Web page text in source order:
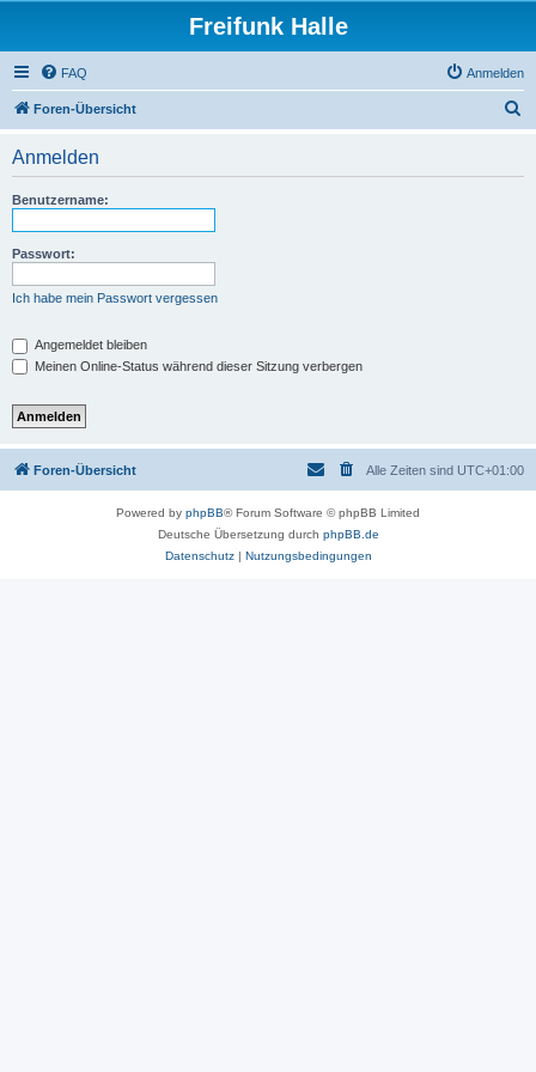
Freifunk Halle
FAQ Anmelden
Foren-Übersicht
Anmelden
Benutzername:
Passwort:
Ich habe mein Passwort vergessen
Angemeldet bleiben
Meinen Online-Status während dieser Sitzung verbergen
Foren-Übersicht Alle Zeiten sind UTC+01:00
Powered by phpBB® Forum Software © phpBB Limited
Deutsche Übersetzung durch phpBB.de
Datenschutz| Nutzungsbedingungen